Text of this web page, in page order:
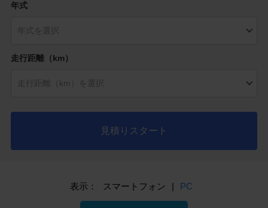
年式
走行距離（km）
見積りスタート
表示： スマートフォン | PC